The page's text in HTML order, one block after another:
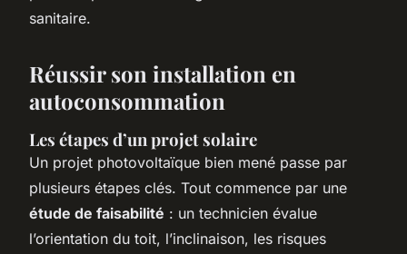
sanitaire.
Réussir son installation en
autoconsommation
Les étapes d’un projet solaire
Un projet photovoltaïque bien mené passe par
plusieurs étapes clés. Tout commence par une
étude de faisabilité : un technicien évalue
l’orientation du toit, l’inclinaison, les risques